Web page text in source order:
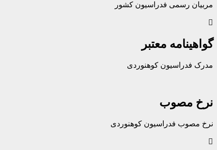
رسمی فدراسیون کشور
معتبر
کوهنوردی
فدراسیون کوهنوردی